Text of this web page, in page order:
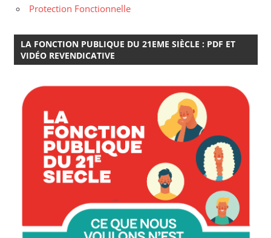
Protection Fonctionnelle
LA FONCTION PUBLIQUE DU 21EME SIÈCLE : PDF ET
VIDÉO REVENDICATIVE